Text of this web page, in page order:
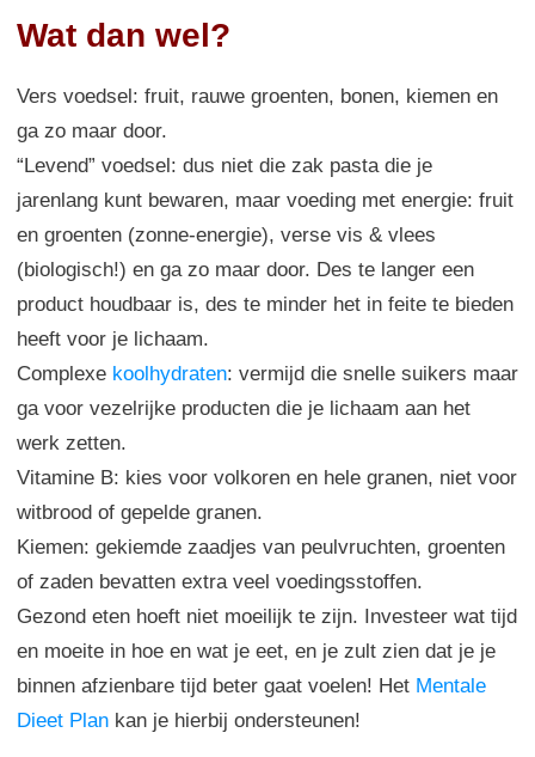
Wat dan wel?
Vers voedsel: fruit, rauwe groenten, bonen, kiemen en
ga zo maar door.
“Levend” voedsel: dus niet die zak pasta die je
jarenlang kunt bewaren, maar voeding met energie: fruit
en groenten (zonne-energie), verse vis & vlees
(biologisch!) en ga zo maar door. Des te langer een
product houdbaar is, des te minder het in feite te bieden
heeft voor je lichaam.
Complexe koolhydraten: vermijd die snelle suikers maar
ga voor vezelrijke producten die je lichaam aan het
werk zetten.
Vitamine B: kies voor volkoren en hele granen, niet voor
witbrood of gepelde granen.
Kiemen: gekiemde zaadjes van peulvruchten, groenten
of zaden bevatten extra veel voedingsstoffen.
Gezond eten hoeft niet moeilijk te zijn. Investeer wat tijd
en moeite in hoe en wat je eet, en je zult zien dat je je
binnen afzienbare tijd beter gaat voelen! Het Mentale
Dieet Plan kan je hierbij ondersteunen!